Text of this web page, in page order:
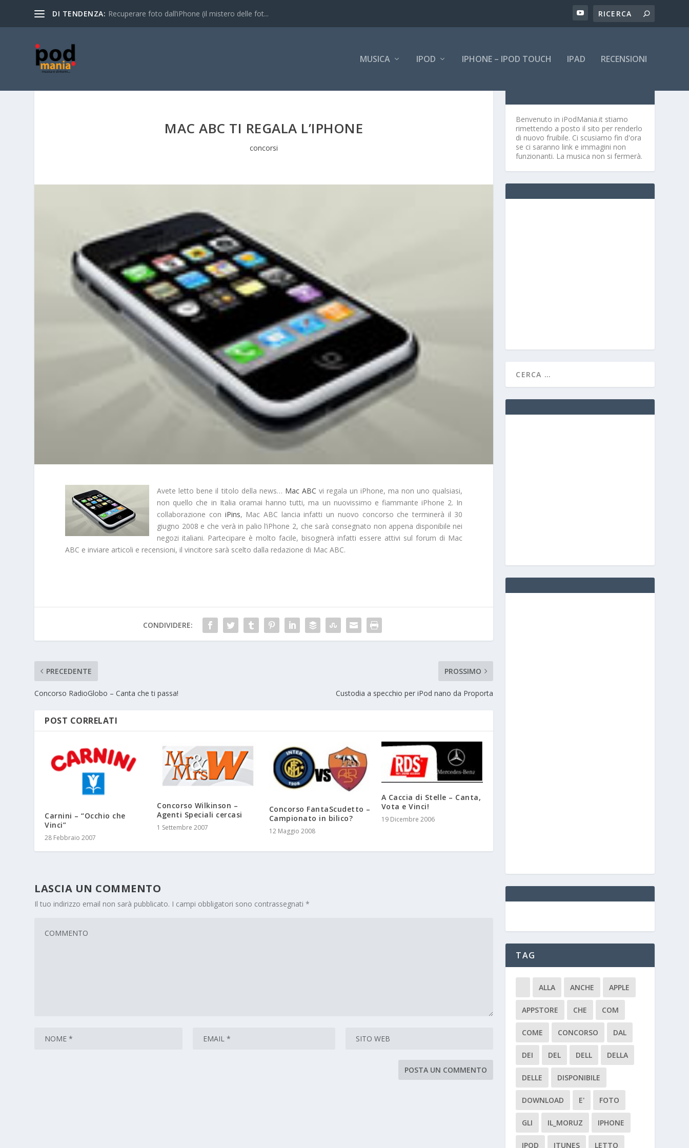
DI TENDENZA: Recuperare foto dall’iPhone (il mistero delle fot...
MUSICA IPOD IPHONE – IPOD TOUCH IPAD RECENSIONI
MAC ABC TI REGALA L’IPHONE
concorsi
Avete letto bene il titolo della news… Mac ABC vi regala un iPhone, ma non uno qualsiasi,
non quello che in Italia oramai hanno tutti, ma un nuovissimo e fiammante iPhone 2. In
collaborazione con iPins, Mac ABC lancia infatti un nuovo concorso che terminerà il 30
giugno 2008 e che verà in palio l’iPhone 2, che sarà consegnato non appena disponibile nei
negozi italiani. Partecipare è molto facile, bisognerà infatti essere attivi sul forum di Mac
ABC e inviare articoli e recensioni, il vincitore sarà scelto dalla redazione di Mac ABC.
CONDIVIDERE:
PRECEDENTE
Concorso RadioGlobo – Canta che ti passa!
PROSSIMO
Custodia a specchio per iPod nano da Proporta
POST CORRELATI
Carnini – “Occhio che
Vinci”
28 Febbraio 2007
Concorso Wilkinson –
Agenti Speciali cercasi
1 Settembre 2007
Concorso FantaScudetto –
Campionato in bilico?
12 Maggio 2008
A Caccia di Stelle – Canta,
Vota e Vinci!
19 Dicembre 2006
LASCIA UN COMMENTO
Il tuo indirizzo email non sarà pubblicato. I campi obbligatori sono contrassegnati*
Benvenuto in iPodMania.it stiamo
rimettendo a posto il sito per renderlo
di nuovo fruibile. Ci scusiamo fin d'ora
se ci saranno link e immagini non
funzionanti. La musica non si fermerà.
TAG
ALLA ANCHE APPLE
APPSTORE CHE COM
COME CONCORSO DAL
DEI DEL DELL DELLA
DELLE DISPONIBILE
DOWNLOAD E' FOTO
GLI IL_MORUZ IPHONE
IPOD ITUNES LETTO